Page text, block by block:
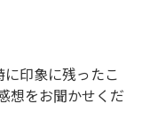
印象に残ったこ
想をお聞かせくだ